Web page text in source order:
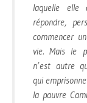
laquelle elle
répondre,
commencer
vie. Mais le
n’est autre
qui
la pauvre